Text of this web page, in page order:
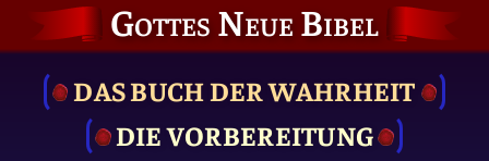
Gottes Neue Bibel
DAS BUCH DER WAHRHEIT
DIE VOR­BEREITUNG